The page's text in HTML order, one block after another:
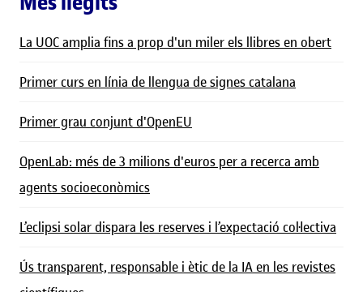
La UOC amplia fins a prop d'un miler els llibres en obert
Primer curs en línia de llengua de signes catalana
Primer grau conjunt d'OpenEU
OpenLab: més de 3 milions d'euros per a recerca amb
agents socioeconòmics
L’eclipsi solar dispara les reserves i l’expectació col·lectiva
Ús transparent, responsable i ètic de la IA en les revistes